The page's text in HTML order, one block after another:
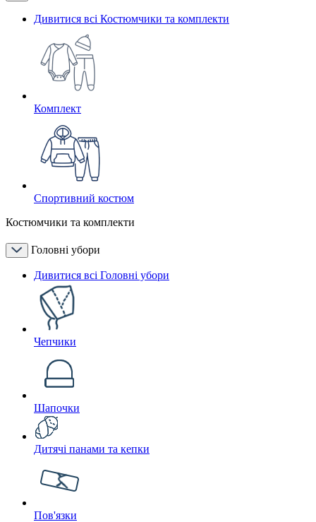
Дивитися всі Костюмчики та комплекти
Комплект
Спортивний костюм
Костюмчики та комплекти
Головні убори
Дивитися всі Головні убори
Чепчики
Шапочки
Дитячі панами та кепки
Пов'язки